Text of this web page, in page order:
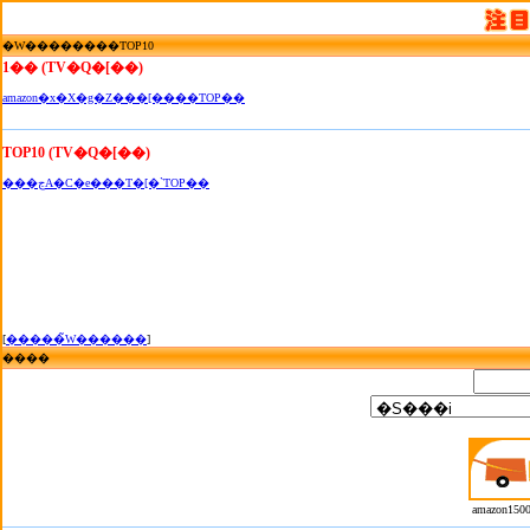
�W��������TOP10
1�� (TV�Q�[��)
amazon�x�X�g�Z���[����TOP��
TOP10 (TV�Q�[��)
���ڃA�C�e���T�[�`TOP��
[�����̃W������]
����